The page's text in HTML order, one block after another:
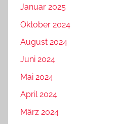
Januar 2025
Oktober 2024
August 2024
Juni 2024
Mai 2024
April 2024
März 2024